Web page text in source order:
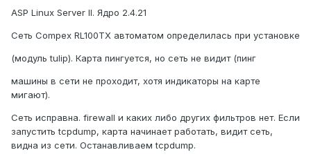
ASP Linux Server II. Ядро 2.4.21
Сеть Compex RL100TX автоматом определилась при установке
(модуль tulip). Карта пингуется, но сеть не видит (пинг
машины в сети не проходит, хотя индикаторы на карте
мигают).
Сеть исправна. firewall и каких либо других фильтров нет. Если
запустить tcpdump, карта начинает работать, видит сеть,
видна из сети. Останавливаем tcpdump.